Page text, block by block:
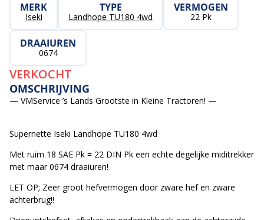
MERK
Iseki
TYPE
Landhope TU180 4wd
VERMOGEN
22 Pk
DRAAIUREN
0674
VERKOCHT
OMSCHRIJVING
— VMService ’s Lands Grootste in Kleine Tractoren! —
Supernette Iseki Landhope TU180 4wd
Met ruim 18 SAE Pk = 22 DIN Pk een echte degelijke miditrekker
met maar 0674 draaiuren!
LET OP; Zeer groot hefvermogen door zware hef en zware
achterbrug!!